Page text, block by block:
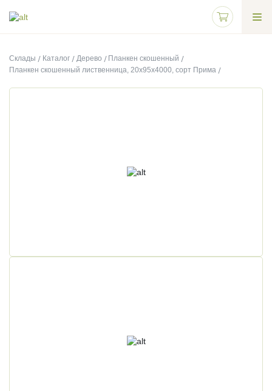
Склады Каталог Дерево
Планкен скошенный
Планкен скошенный лиственница, 20х95х4000, сорт Прима